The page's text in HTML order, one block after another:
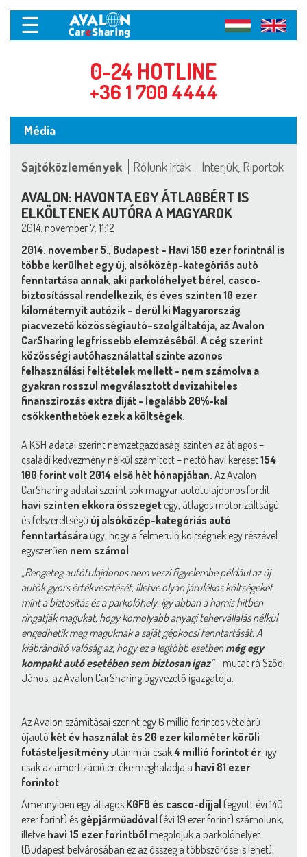
☰
0-24 HOTLINE
+36 1 700 4444
Média
Sajtóközlemények Rólunk írták Interjúk, Riportok
AVALON: HAVONTA EGY ÁTLAGBÉRT IS
ELKÖLTENEK AUTÓRA A MAGYAROK
2014. november 7. 11:12
2014. november 5., Budapest – Havi 150 ezer forintnál is
többe kerülhet egy új, alsóközép-kategóriás autó
fenntartása annak, aki parkolóhelyet bérel, casco-
biztosítással rendelkezik, és éves szinten 10 ezer
kilométernyit autózik – derül ki Magyarország
piacvezető közösségiautó–szolgáltatója, az Avalon
CarSharing legfrissebb elemzéséből. A cég szerint
közösségi autóhasználattal szinte azonos
felhasználási feltételek mellett - nem számolva a
gyakran rosszul megválasztott devizahiteles
finanszírozás extra díját - legalább 20%-kal
csökkenthetőek ezek a költségek.
A KSH adatai szerint nemzetgazdasági szinten az átlagos –
családi kedvezmény nélkül számított – nettó havi kereset154
100 forint volt 2014 első hét hónapjában. Az Avalon
CarSharing adatai szerint sok magyar autótulajdonos fordít
havi szinten ekkora összeget egy, átlagos motorizáltságú
és felszereltségű új alsóközép-kategóriás autó
fenntartására úgy, hogy a felmerülő költségnek egy részével
egyszerűen nem számol.
„Rengeteg autótulajdonos nem veszi figyelembe például az új
autók gyors értékvesztését, illetve olyan járulékos költségeket
mint a biztosítás és a parkolóhely, így abban a hamis hitben
ringatják magukat, hogy komolyabb anyagi tehervállalás nélkül
engedhetik meg maguknak a saját gépkocsi fenntartását. A
kiábrándító valóság az, hogy ez a legtöbb esetbenmég egy
kompakt autó esetében sem biztosan igaz”– mutat rá Sződi
János, az Avalon CarSharing ügyvezető igazgatója.
Az Avalon számításai szerint egy 6 millió forintos vételárú
újautó két év használat és 20 ezer kilométer körüli
futásteljesítmény után már csak4 millió forintot ér, így
csak az amortizáció értéke meghaladja a havi 81 ezer
forintot.
Amennyiben egy átlagos KGFB és casco-díjjal (együtt évi 140
ezer forint) és gépjárműadóval (évi 19 ezer forint) számolunk,
illetve havi 15 ezer forintból megoldjuk a parkolóhelyet
(Budapest belvárosában ez az összeg a többszöröse is lehet),